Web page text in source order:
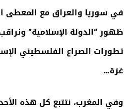
في سوريا والعراق مع المعطى
ظهور “الدولة الإسلامية”
تطورات الصراع الفلسطيني
غزة…
وفي المغرب، نتتبع كل هذه